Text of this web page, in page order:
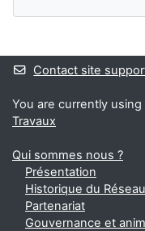
Blocks
Contact site
You are currently
Travaux
Qui sommes nous ?
Présentation
Historique du Réseau
Partenariat
Gouvernance et